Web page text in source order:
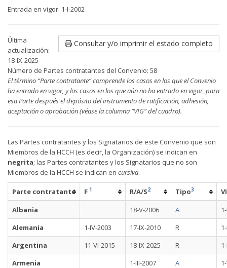
Entrada en vigor: 1-I-2002
Consultar y/o imprimir el estado completo
Última
actualización:
18-IX-2025
Número de Partes contratantes del Convenio: 58
El término “Parte contratante” comprende los casos en los que el Convenio
ha entrado en vigor, y los casos en los que aún no ha entrado en vigor, para
esa Parte después el depósito del instrumento de ratificación, adhesión,
aceptación o aprobación (véase la columna “VIG” del cuadro).
Las Partes contratantes y los Signatarios de este Convenio que son
Miembros de la HCCH (es decir, la Organización) se indican en
negrita; las Partes contratantes y los Signatarios que no son
Miembros de la HCCH se indican en cursiva.
Parte contratante F 1 R/A/S2 Tipo3
Albania
18-V-2006 A
Alemania
1-IV-2003 17-IX-2010 R
Argentina
11-VI-2015 18-IX-2025 R
Armenia
1-III-2007 A